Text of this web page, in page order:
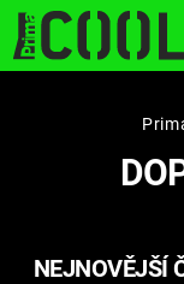
STARHOUSE
PLNEJ
NEJNOVĚJŠÍ